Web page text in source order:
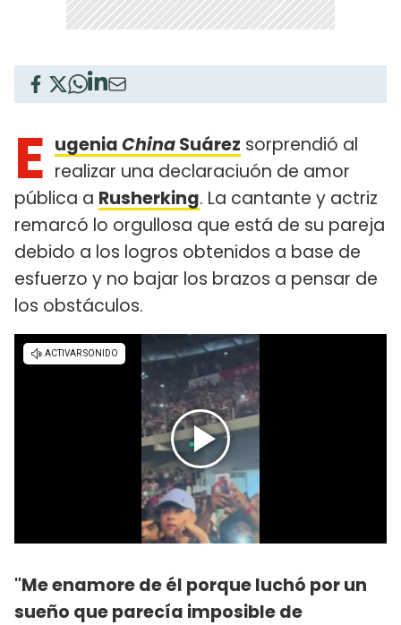
E ugeniaChinaSuárez sorprendió al
realizar una declaraciuón de amor
pública a Rusherking. La cantante y actriz
remarcó lo orgullosa que está de su pareja
debido a los logros obtenidos a base de
esfuerzo y no bajar los brazos a pensar de
los obstáculos.
"Me enamore de él porque luchó por un
sueño que parecía imposible de